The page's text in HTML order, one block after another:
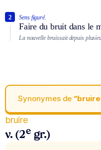
Sens figuré.
Faire du bruit dans le
2
La nouvelle bruissait depuis
Synonymes de
bruire
v. (2e gr.)